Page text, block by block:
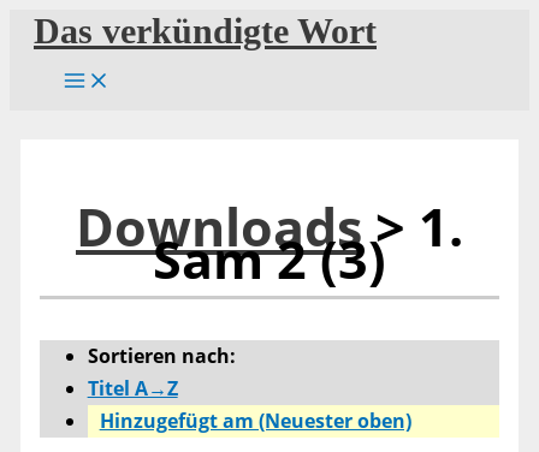
Zum
Inhalt
springen
Das verkündigte Wort
Downloads> 1.
Sam 2 (3)
Sortieren nach:
Titel A→Z
Hinzugefügt am (Neuester oben)